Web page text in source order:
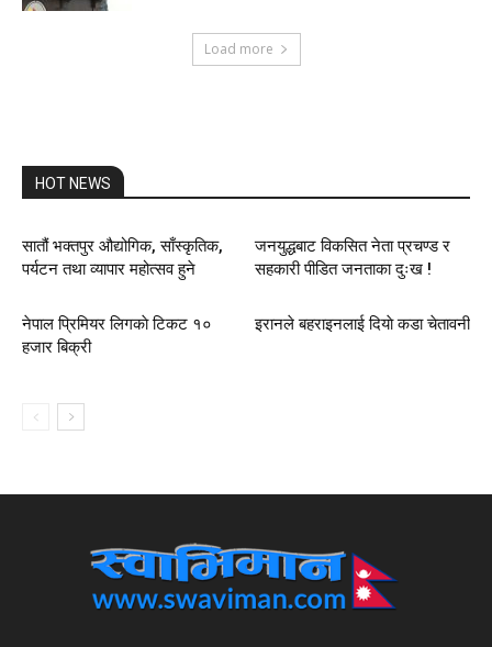
Load more
HOT NEWS
सातौं भक्तपुर औद्योगिक, साँस्कृतिक,
पर्यटन तथा व्यापार महोत्सव हुने
जनयुद्धबाट विकसित नेता प्रचण्ड र
सहकारी पीडित जनताका दुःख !
नेपाल प्रिमियर लिगकाे टिकट १०
हजार बिक्री
इरानले बहराइनलाई दियाे कडा चेतावनी